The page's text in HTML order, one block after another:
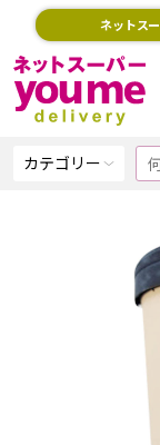
ネットス
カテゴリー